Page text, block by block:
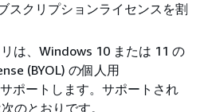
スクリプションライセンスを割
は、Windows 10 または 11 の
(BYOL) の個人用
ポートします。サポートされ
のとおりです。